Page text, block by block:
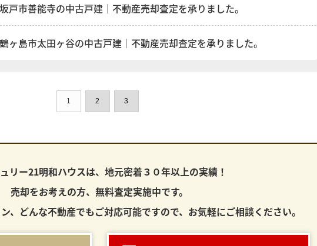
坂戸市善能寺の中古戸建｜不動産売却査定を承りました。
鶴ヶ島市太田ヶ谷の中古戸建｜不動産売却査定を承りました。
1 2 3
リー21明和ハウスは、 地元密着３０年以上の実績！
売却をお考えの方、無料査定実施中です。
、どんな不動産でもご対応可能ですので、お気軽にご相談ください。